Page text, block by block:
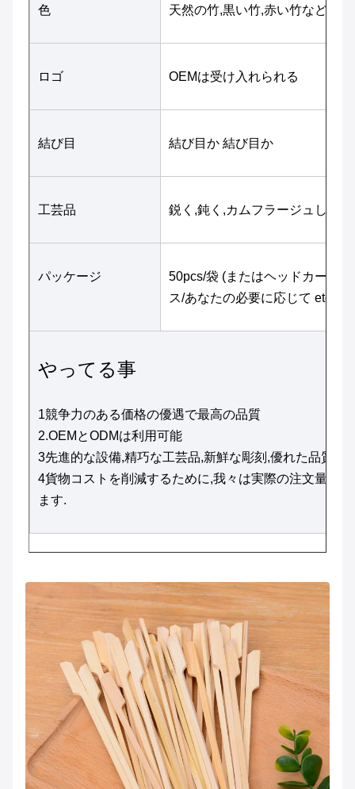
色 天然の竹,黒い竹,赤い竹など
ロゴ OEMは受け入れられる
結び目 結び目か 結び目か
工芸品 鋭く,鈍く,カムフラージュした,
パッケージ
50pcs/袋 (またはヘッドカード)
ス/あなたの必要に応じて etc
やってる事
1競争力のある価格の優遇で最高の品質
2.OEMとODMは利用可能
3先進的な設備,精巧な工芸品,新鮮な彫刻,優れた品質
4貨物コストを削減するために,我々は実際の注文量に
ます.